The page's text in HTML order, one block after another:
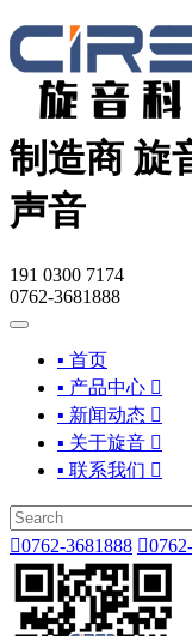
制造商 旋
声音
191 0300 7174
0762-3681888
▪ 首页
▪ 产品中心 
▪ 新闻动态 
▪ 关于旋音 
▪ 联系我们 
0762-3681888 